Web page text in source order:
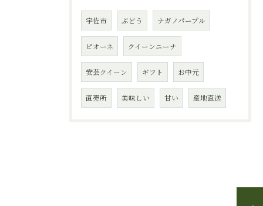
宇佐市 ぶどう ナガノパープル
ピオーネ クイーンニーナ
安芸クイーン ギフト お中元
直売所 美味しい 甘い 産地直送